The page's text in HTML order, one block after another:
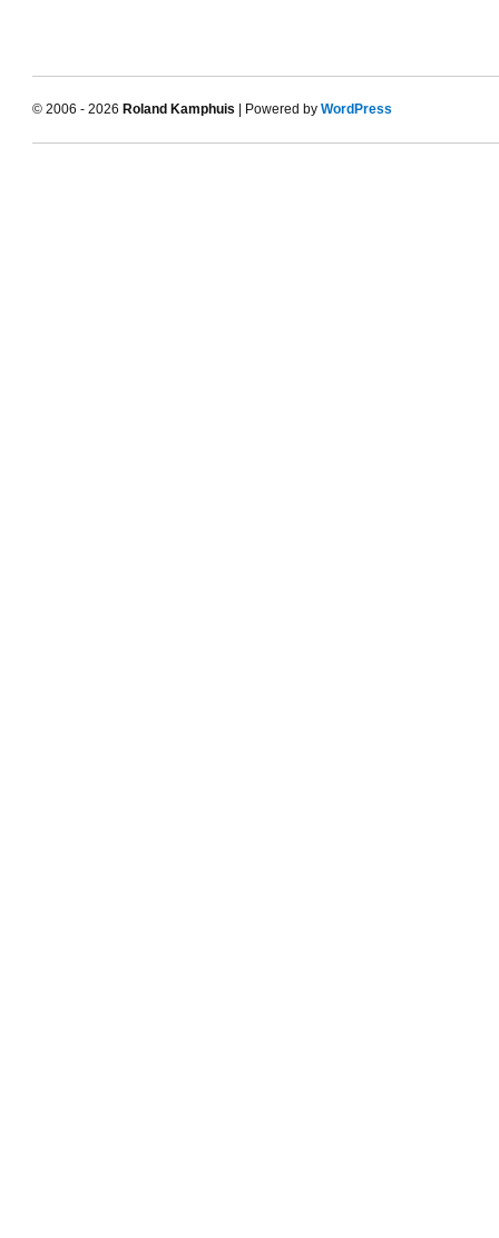
© 2006 - 2026 Roland Kamphuis | Powered by WordPress